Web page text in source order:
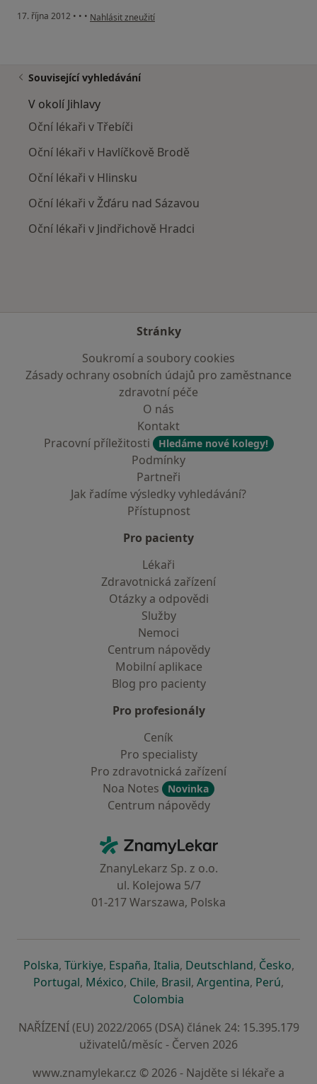
17. října 2012 • • • podle názoru uživatele Váš účet byl odstraněn
Nahlásit zneužití
Související vyhledávání
V okolí Jihlavy
Oční lékaři v Třebíči
Oční lékaři v Havlíčkově Brodě
Oční lékaři v Hlinsku
Oční lékaři v Žďáru nad Sázavou
Oční lékaři v Jindřichově Hradci
Stránky
Soukromí a soubory cookies
Zásady ochrany osobních údajů pro zaměstnance
zdravotní péče
O nás
Kontakt
Pracovní příležitosti
Hledáme nové kolegy!
Podmínky
Partneři
Jak řadíme výsledky vyhledávání?
Přístupnost
Pro pacienty
Lékaři
Zdravotnická zařízení
Otázky a odpovědi
Služby
Nemoci
Centrum nápovědy
Mobilní aplikace
Blog pro pacienty
Pro profesionály
Ceník
Pro specialisty
Pro zdravotnická zařízení
Noa Notes
Novinka
Centrum nápovědy
ZnamyLekar - Hlavní stránka
ZnanyLekarz Sp. z o.o.
ul. Kolejowa 5/7
01-217 Warszawa, Polska
Polskase otevře v nové záložce
, Türkiyese otevře v nové záložce
, Españase otevře v nové záložce
, Italiase otevře v nové záložce
, Deutschlandse otevře v
, Českose
,
Portugalse otevře v nové záložce
, Méxicose otevře v nové záložce
, Chilese otevře v nové záložce
, Brasilse otevře v nové
, Argentinase otevře v
, Perúse
,
Colombia
NAŘÍZENÍ (EU) 2022/2065 (DSA) článek 24: 15.395.179
uživatelů/měsíc - Červen 2026
www.znamylekar.cz © 2026 - Najděte si lékaře a